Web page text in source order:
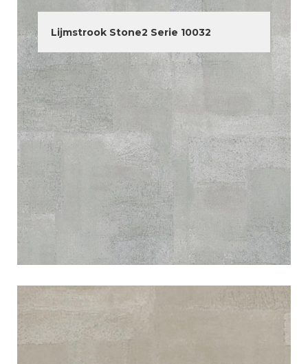
Lijmstrook Stone2 Serie 10032